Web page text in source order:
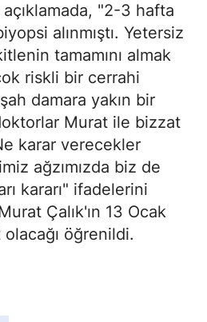
açıklamada, "2-3 hafta
alınmıştı. Yetersiz
tamamını almak
riskli bir cerrahi
damara yakın bir
Murat ile bizzat
karar verecekler
ağzımızda biz de
kararı" ifadelerini
Çalık'ın 13 Ocak
öğrenildi.